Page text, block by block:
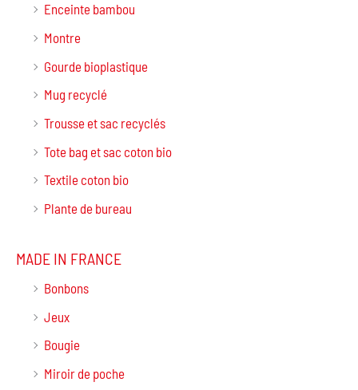
Enceinte bambou
Montre
Gourde bioplastique
Mug recyclé
Trousse et sac recyclés
Tote bag et sac coton bio
Textile coton bio
Plante de bureau
MADE IN FRANCE
Bonbons
Jeux
Bougie
Miroir de poche